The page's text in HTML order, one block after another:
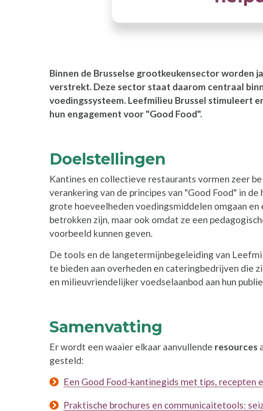
Binnen de Brusselse grootkeukensector worden
verstrekt. Deze sector staat daarom centraal
voedingssysteem. Leefmilieu Brussel stimuleert
hun engagement voor "Good Food".
Doelstellingen
Kantines en collectieve restaurants vormen zeer
verankering van de principes van "Good Food" in
grote hoeveelheden voedingsmiddelen omgaan
betrokken zijn, maar ook omdat ze een
voorbeeld kunnen geven.
De tools en de langetermijnbegeleiding van
te bieden aan overheden en cateringbedrijven die
en milieuvriendelijker voedselaanbod aan hun
Samenvatting
Er wordt een waaier elkaar aanvullende resources
gesteld:
Een Good Food-kantinegids met tips, recepten
Praktische brochures en communicaitetools: